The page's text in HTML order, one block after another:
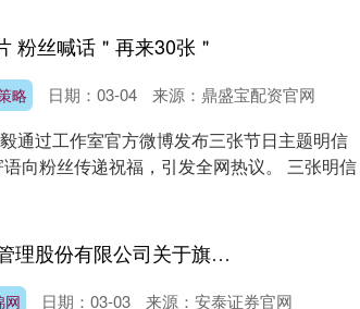
粉丝喊话＂再来30张＂
略 日期：03-04 来源：鼎盛宝配资官网
通过工作室官方微博发布三张节日主题明信
向粉丝传递祝福，引发全网热议。 三张明信
谷锦网 高铁基金LOF 南方基金管理股份有限公司关于旗下基金投资关联方承销证券的关联交易公告
网 日期：03-03 来源：安泰证券官网